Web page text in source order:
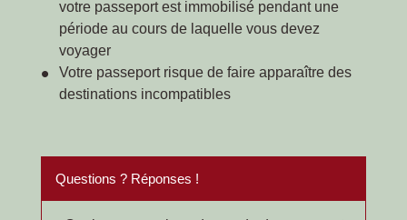
votre passeport est immobilisé pendant une
période au cours de laquelle vous devez
voyager
Votre passeport risque de faire apparaître des
destinations incompatibles
Questions ? Réponses !